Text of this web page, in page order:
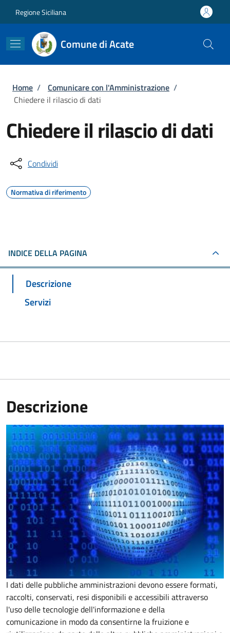
Regione Siciliana
Comune di Acate
Briciole di pane
Home / Comunicare con l'Amministrazione /
Chiedere il rilascio di dati
Chiedere il rilascio di dati
Condividi
Normativa di riferimento
INDICE DELLA PAGINA
Descrizione
Servizi
Descrizione
I dati delle pubbliche amministrazioni devono essere formati,
raccolti, conservati, resi disponibili e accessibili attraverso
l'uso delle tecnologie dell'informazione e della
comunicazione in modo da consentirne la fruizione e